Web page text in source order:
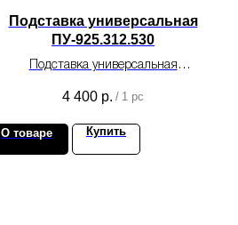
Подставка универсальная
ПУ-925.312.530
Подставка универсальная
кондиционирования.
4 400 р. / 1 pc
О товаре Купить